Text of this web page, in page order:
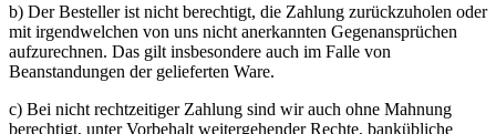
b) Der Besteller ist nicht berechtigt, die Zahlung zurückzuholen oder
mit irgendwelchen von uns nicht anerkannten Gegenansprüchen
aufzurechnen. Das gilt insbesondere auch im Falle von
Beanstandungen der gelieferten Ware.
c) Bei nicht rechtzeitiger Zahlung sind wir auch ohne Mahnung
berechtigt, unter Vorbehalt weitergehender Rechte, bankübliche